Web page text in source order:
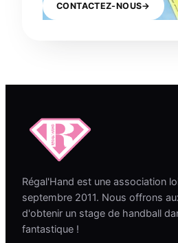
CONTACTEZ-NOUS→
Régal'Hand est une association
septembre 2011. Nous offrons
d'obtenir un stage de handball
fantastique !